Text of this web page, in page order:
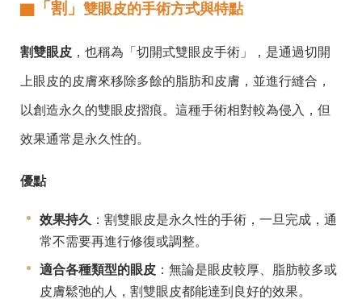
▇ 「割」 雙眼皮的手術方式與特點
割雙眼皮 ，也稱為「切開式雙眼皮手術」，是通過切開
上眼皮的皮膚來移除多餘的脂肪和皮膚，並進行縫合，
以創造永久的雙眼皮摺痕。這種手術相對較為侵入，但
效果通常是永久性的。
優點
效果持久 ：割雙眼皮是永久性的手術，一旦完成，通
常不需要再進行修復或調整。
適合各種類型的眼皮 ：無論是眼皮較厚、脂肪較多或
皮膚鬆弛的人，割雙眼皮都能達到良好的效果。